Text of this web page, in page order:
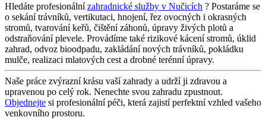
Hledáte profesionálnízahradnické služby v Nučicích ? Postaráme se
o sekání trávníků, vertikutaci, hnojení, řez ovocných i okrasných
stromů, tvarování keřů, čištění záhonů, úpravy živých plotů a
odstraňování plevele. Provádíme také rizikové kácení stromů, úklid
zahrad, odvoz bioodpadu, zakládání nových trávníků, pokládku
mulče, realizaci mlatových cest a drobné terénní úpravy.
Naše práce zvýrazní krásu vaší zahrady a udrží ji zdravou a
upravenou po celý rok. Nenechte svou zahradu zpustnout.
Objednejte si profesionální péči, která zajistí perfektní vzhled vašeho
venkovního prostoru.